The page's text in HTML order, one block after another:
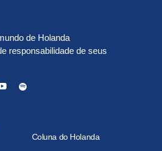
de Holanda
responsabilidade de seus
Coluna do Holanda